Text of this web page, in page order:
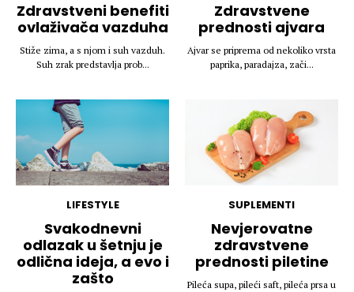
Zdravstveni benefiti
ovlaživača vazduha
Stiže zima, a s njom i suh vazduh.
Suh zrak predstavlja prob...
Zdravstvene
prednosti ajvara
Ajvar se priprema od nekoliko vrsta
paprika, paradajza, zači...
LIFESTYLE
Svakodnevni
odlazak u šetnju je
odlična ideja, a evo i
zašto
SUPLEMENTI
Nevjerovatne
zdravstvene
prednosti piletine
Pileća supa, pileći saft, pileća prsa u